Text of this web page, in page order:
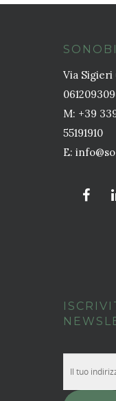
Via Sigieri
M: +39
55191910
E: